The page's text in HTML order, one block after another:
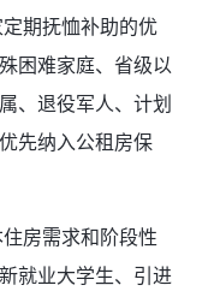
期抚恤补助的优
困难家庭、省级以
、退役军人、计划
先纳入公租房保
房需求和阶段性
就业大学生、引进